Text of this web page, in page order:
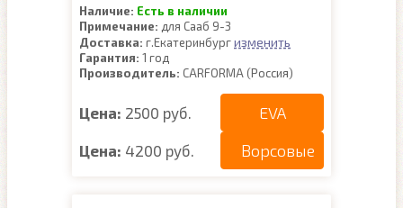
Наличие: Есть в наличии
Примечание: для Сааб 9-3
Доставка: г.Екатеринбургизменить
Гарантия: 1 год
Производитель: CARFORMA (Россия)
Цена: 2500 руб. EVA
Цена: 4200 руб. Ворсовые